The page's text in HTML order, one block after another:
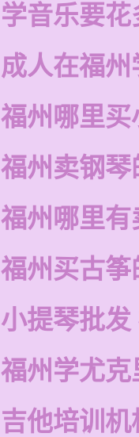
学音乐要
成人在福
福州哪里
福州卖钢
福州哪里
福州买古
小提琴批
福州学尤
吉他培训